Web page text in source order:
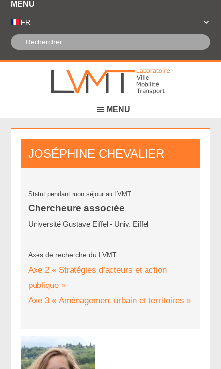
FR
JOSÉPHINE CHEVALIER
Statut pendant mon séjour au LVMT
Chercheure associée
Université Gustave Eiffel - Univ. Eiffel
Axes de recherche du LVMT :
Axe 2 « Stratégies d’acteurs et action
publique »
Axe 3 « Aménagement urbain et territoires »
Panneau de gestion des cookies